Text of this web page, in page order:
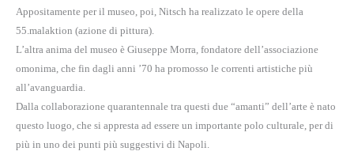
Appositamente per il museo, poi, Nitsch ha realizzato le opere della
55.malaktion (azione di pittura).
L’altra anima del museo è Giuseppe Morra, fondatore dell’associazione
omonima, che fin dagli anni ’70 ha promosso le correnti artistiche più
all’avanguardia.
Dalla collaborazione quarantennale tra questi due “amanti” dell’arte è nato
questo luogo, che si appresta ad essere un importante polo culturale, per di
più in uno dei punti più suggestivi di Napoli.